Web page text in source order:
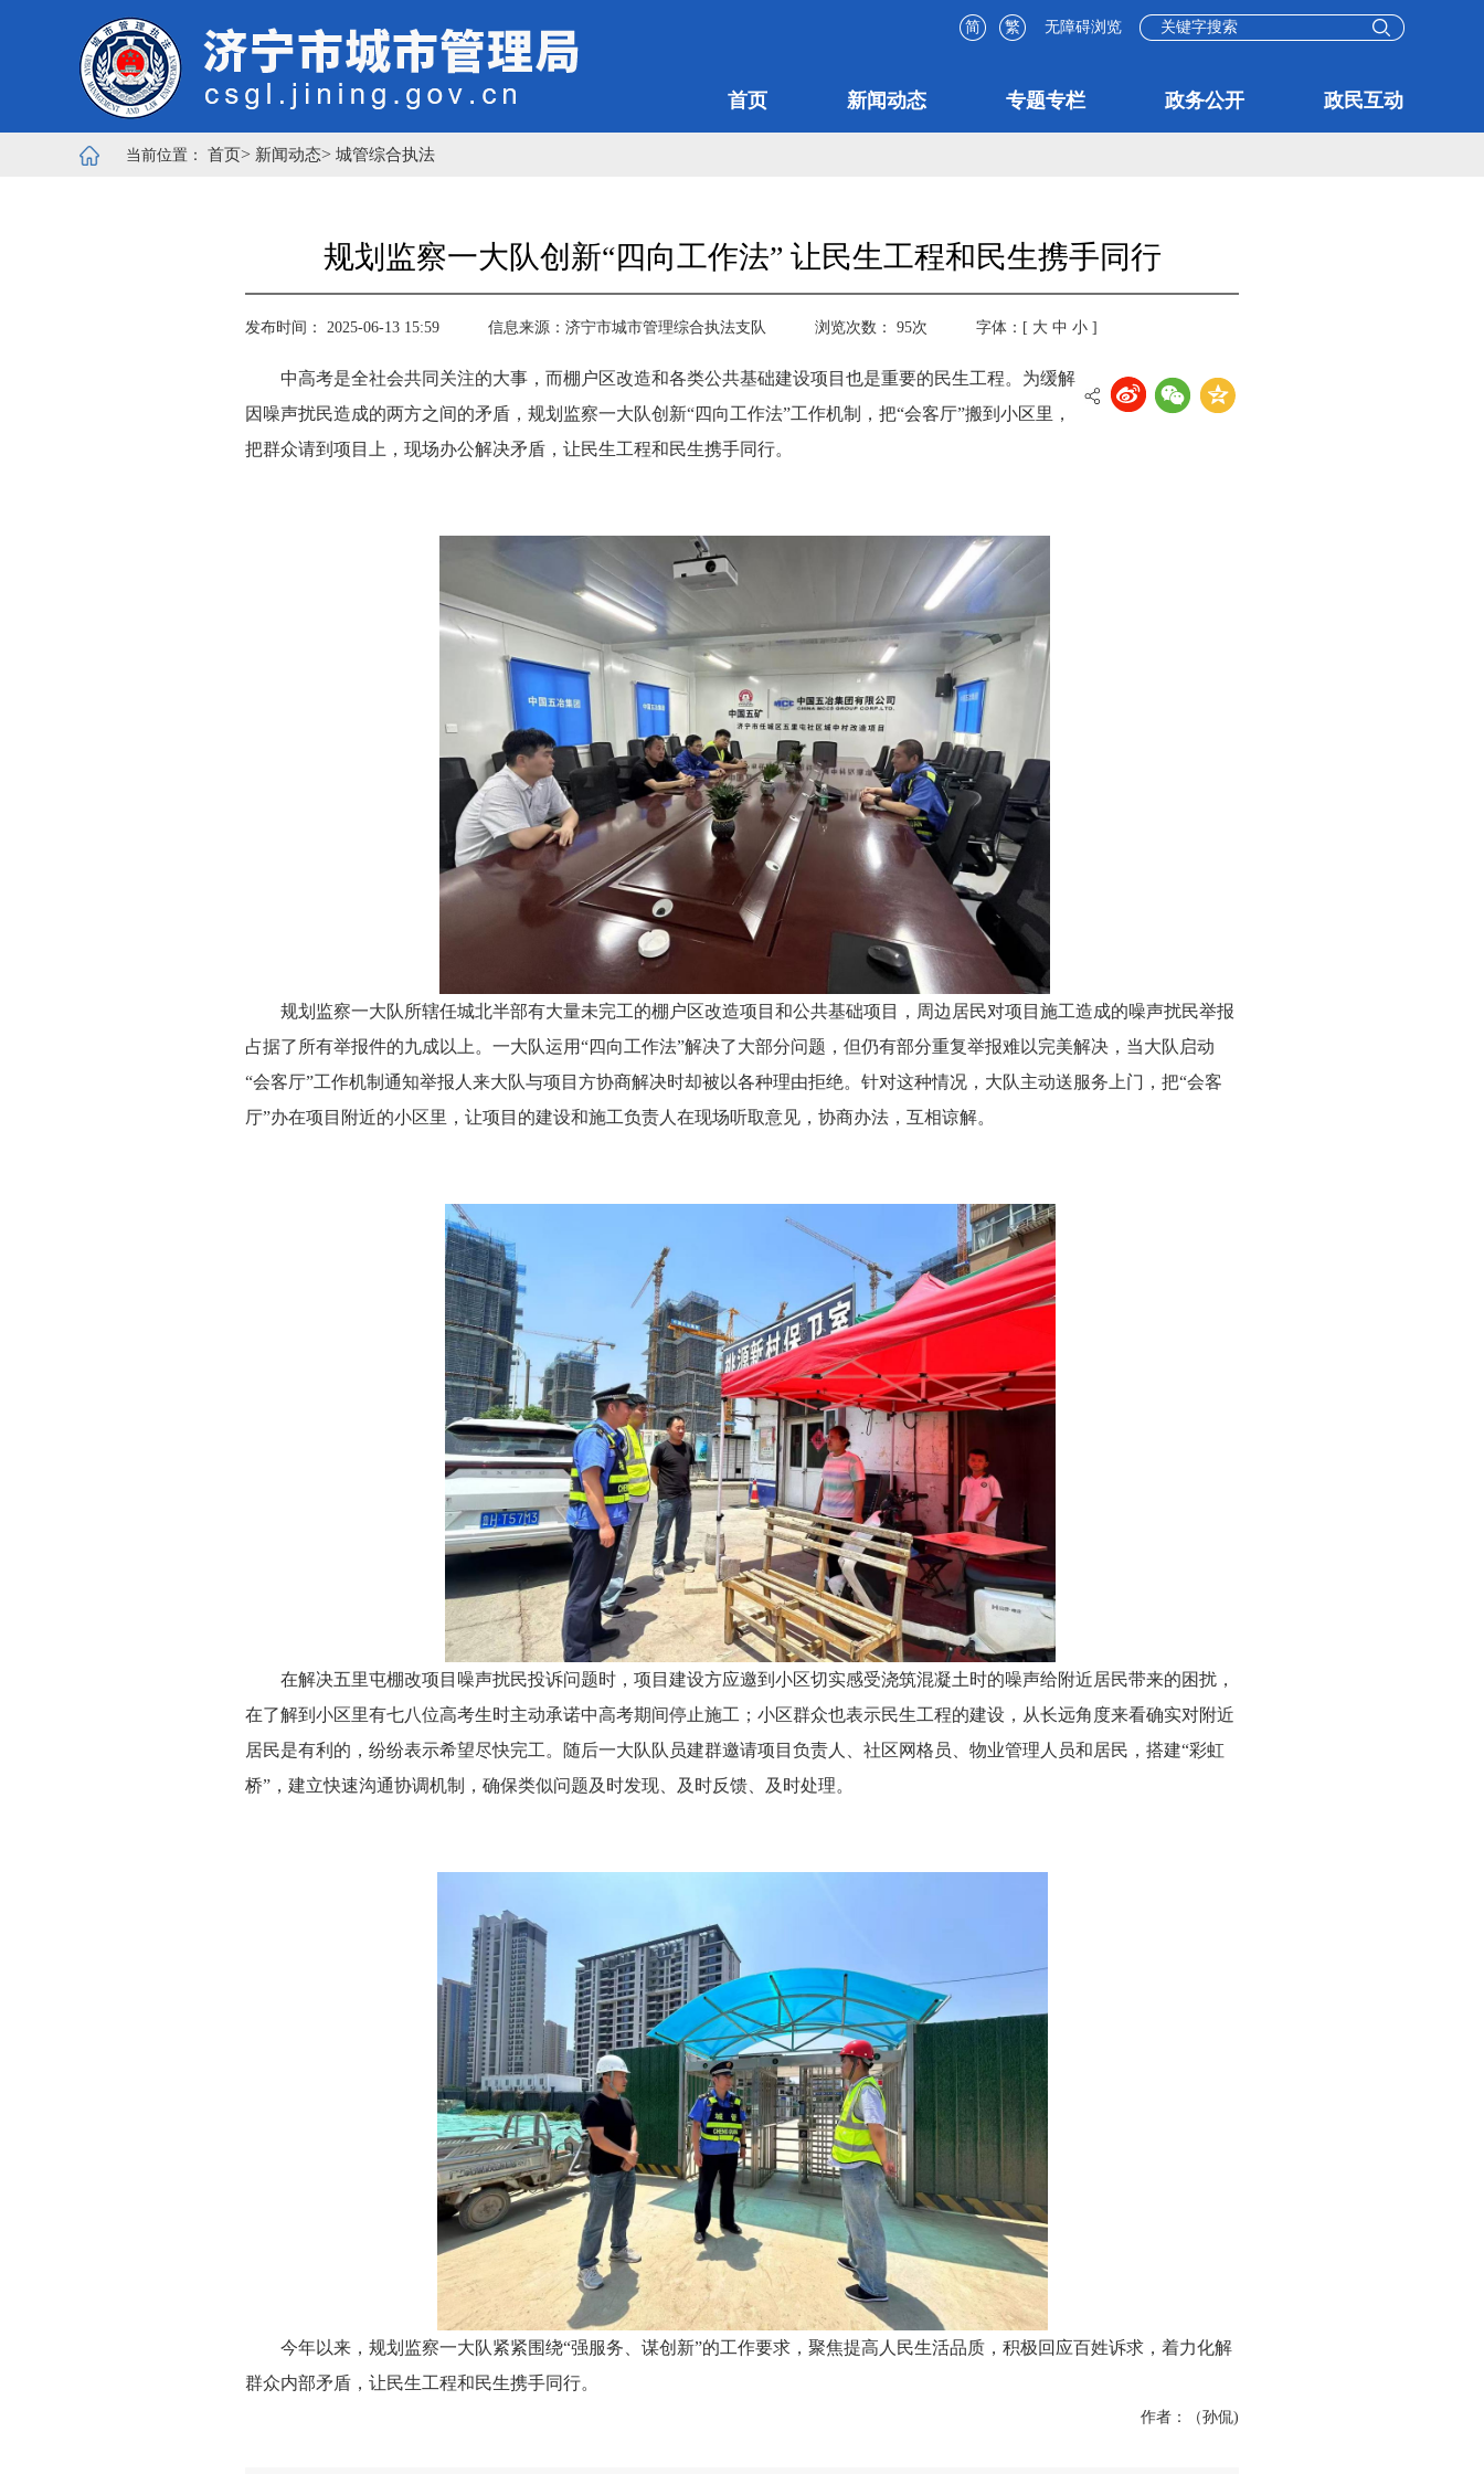
简 繁 无障碍浏览
首页 新闻动态 专题专栏 政务公开 政民互动
当前位置： 首页> 新闻动态> 城管综合执法
规划监察一大队创新“四向工作法” 让民生工程和民生携手同行
发布时间： 2025-06-13 15:59 信息来源： 济宁市城市管理综合执法支队 浏览次数： 95次 字体：[ 大 中 小 ]
中高考是全社会共同关注的大事，而棚户区改造和各类公共基础建设项目也是重要的民生工程。为缓解
因噪声扰民造成的两方之间的矛盾，规划监察一大队创新“四向工作法”工作机制，把“会客厅”搬到小区里，
把群众请到项目上，现场办公解决矛盾，让民生工程和民生携手同行。
规划监察一大队所辖任城北半部有大量未完工的棚户区改造项目和公共基础项目，周边居民对项目施工造成的噪声扰民举报
占据了所有举报件的九成以上。一大队运用“四向工作法”解决了大部分问题，但仍有部分重复举报难以完美解决，当大队启动
“会客厅”工作机制通知举报人来大队与项目方协商解决时却被以各种理由拒绝。针对这种情况，大队主动送服务上门，把“会客
厅”办在项目附近的小区里，让项目的建设和施工负责人在现场听取意见，协商办法，互相谅解。
在解决五里屯棚改项目噪声扰民投诉问题时，项目建设方应邀到小区切实感受浇筑混凝土时的噪声给附近居民带来的困扰，
在了解到小区里有七八位高考生时主动承诺中高考期间停止施工；小区群众也表示民生工程的建设，从长远角度来看确实对附近
居民是有利的，纷纷表示希望尽快完工。随后一大队队员建群邀请项目负责人、社区网格员、物业管理人员和居民，搭建“彩虹
桥”，建立快速沟通协调机制，确保类似问题及时发现、及时反馈、及时处理。
今年以来，规划监察一大队紧紧围绕“强服务、谋创新”的工作要求，聚焦提高人民生活品质，积极回应百姓诉求，着力化解
群众内部矛盾，让民生工程和民生携手同行。
作者：（孙侃)